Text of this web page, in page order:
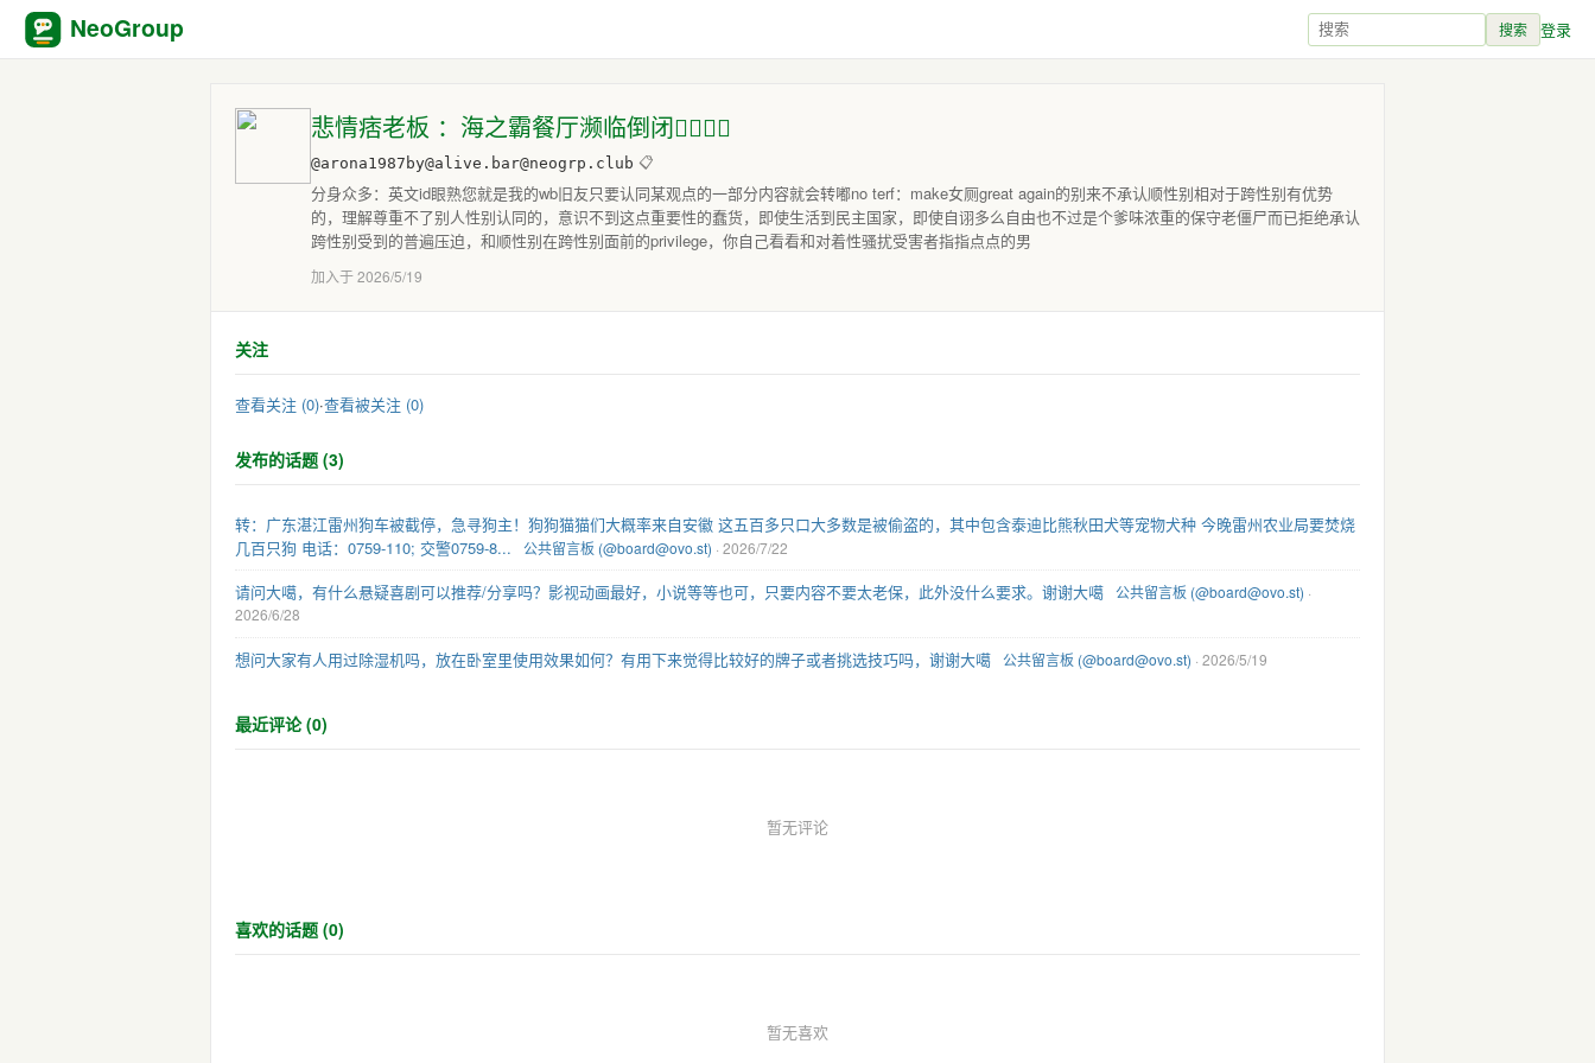
NeoGroup 搜索 登录
悲情痞老板 ：海之霸餐厅濒临倒闭🏳️‍🌈🏴‍☠️
@arona1987by@alive.bar@neogrp.club 📋
分身众多：英文id眼熟您就是我的wb旧友只要认同某观点的一部分内容就会转嘟no terf：make女厕great again的别来不承认顺性别相对于跨性别有优势
的，理解尊重不了别人性别认同的，意识不到这点重要性的蠢货，即使生活到民主国家，即使自诩多么自由也不过是个爹味浓重的保守老僵尸而已拒绝承认
跨性别受到的普遍压迫，和顺性别在跨性别面前的privilege，你自己看看和对着性骚扰受害者指指点点的男
加入于 2026/5/19
关注
查看关注 (0)·查看被关注 (0)
发布的话题 (3)
转：广东湛江雷州狗车被截停，急寻狗主！狗狗猫猫们大概率来自安徽 这五百多只口大多数是被偷盗的，其中包含泰迪比熊秋田犬等宠物犬种 今晚雷州农业局要焚烧
几百只狗 电话：0759-110; 交警0759-8...
公共留言板 (@board@ovo.st) · 2026/7/22
请问大噶，有什么悬疑喜剧可以推荐/分享吗？影视动画最好，小说等等也可，只要内容不要太老保，此外没什么要求。谢谢大噶 公共留言板 (@board@ovo.st) ·
2026/6/28
想问大家有人用过除湿机吗，放在卧室里使用效果如何？有用下来觉得比较好的牌子或者挑选技巧吗，谢谢大噶 公共留言板 (@board@ovo.st) · 2026/5/19
最近评论 (0)
暂无评论
喜欢的话题 (0)
暂无喜欢